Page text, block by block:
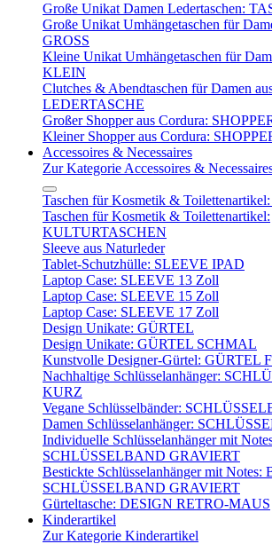
Große Unikat Damen Ledertaschen:
Große Unikat Umhängetaschen für
GROSS
Kleine Unikat Umhängetaschen für
KLEIN
Clutches & Abendtaschen für Damen
LEDERTASCHE
Großer Shopper aus Cordura:
Kleiner Shopper aus Cordura:
Accessoires & Necessaires
Zur Kategorie Accessoires &
Taschen für Kosmetik &
Taschen für Kosmetik & Toilettenartikel:
KULTURTASCHEN
Sleeve aus Naturleder
Tablet-Schutzhülle: SLEEVE IPAD
Laptop Case: SLEEVE 13 Zoll
Laptop Case: SLEEVE 15 Zoll
Laptop Case: SLEEVE 17 Zoll
Design Unikate: GÜRTEL
Design Unikate: GÜRTEL SCHMAL
Kunstvolle Designer-Gürtel: GÜRTEL
Nachhaltige Schlüsselanhänger:
KURZ
Vegane Schlüsselbänder:
Damen Schlüsselanhänger:
Individuelle Schlüsselanhänger mit
SCHLÜSSELBAND GRAVIERT
Bestickte Schlüsselanhänger mit Notes:
SCHLÜSSELBAND GRAVIERT
Gürteltasche: DESIGN RETRO-MAUS
Kinderartikel
Zur Kategorie Kinderartikel